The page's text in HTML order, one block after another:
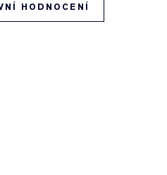
HODNOCENÍ